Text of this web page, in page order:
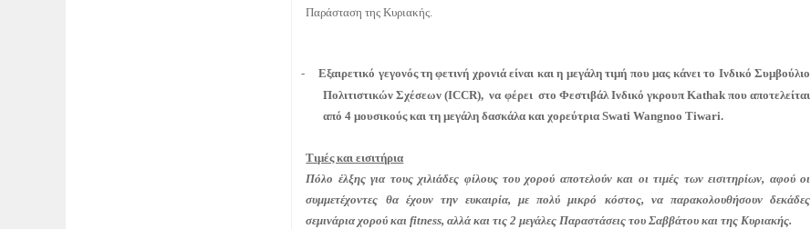
Παράσταση της Κυριακής.
- Eξαιρετικό γεγονός τη φετινή χρονιά είναι και η μεγάλη τιμή που μας κάνει το Ινδικό Συμβούλιο
Πολιτιστικών Σχέσεων (ICCR), να φέρει στο Φεστιβάλ Ινδικό γκρουπ Kathakπου αποτελείται
από 4 μουσικούς και τη μεγάλη δασκάλα και χορεύτρια Swati Wangnoo Tiwari.
Τιμές και εισιτήρια
Πόλο έλξης για τους χιλιάδες φίλους του χορού αποτελούν και οι τιμές των εισιτηρίων, αφού οι
συμμετέχοντες θα έχουν την ευκαιρία, με πολύ μικρό κόστος, να παρακολουθήσουν δεκάδες
σεμινάρια χορού καιfitness, αλλά και τις 2 μεγάλες Παραστάσεις του Σαββάτου και της Κυριακής.